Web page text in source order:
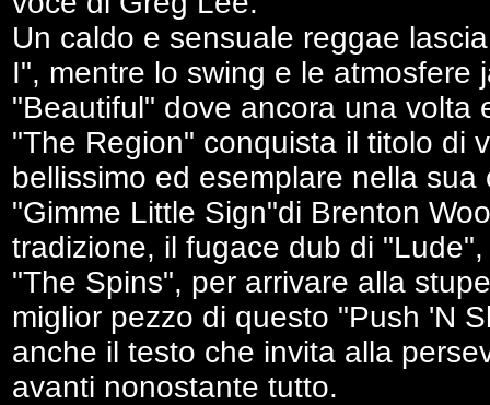
Un caldo e sensuale reggae
I", mentre lo swing e le
"Beautiful" dove ancora una volta
"The Region" conquista il titolo di
bellissimo ed esemplare nella
"Gimme Little Sign"di Brenton
tradizione, il fugace dub di
"The Spins", per arrivare alla
miglior pezzo di questo "Push 'N
anche il testo che invita alla
avanti nonostante tutto.